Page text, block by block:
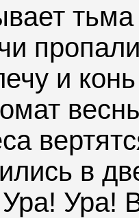
и
в
Ура!